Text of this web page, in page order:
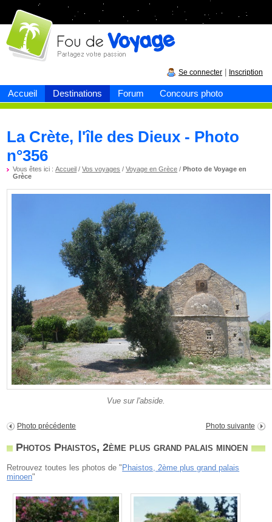
Accueil Destinations Forum Concours photo
Fou devoyage
Se connecter Inscription
La Crète, l'île des Dieux - Photo
n°356
Vous êtes ici :Accueil /Vos voyages /Voyage en Grèce /Photo de Voyage en
Grèce
Vue sur l'abside.
Photo précédente Photo suivante
Photos Phaistos, 2ème plus grand palais minoen
Retrouvez toutes les photos de " Phaistos, 2ème plus grand palais
minoen"